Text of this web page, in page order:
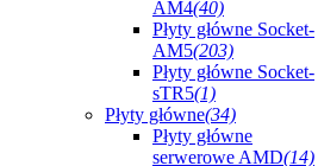
AM4(40)
Płyty główne Socket-
AM5(203)
Płyty główne Socket-
sTR5(1)
Płyty główne(34)
Płyty główne
serwerowe AMD(14)